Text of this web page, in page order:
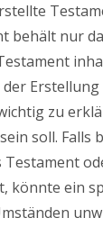
behält nur
zu
soll. Falls
Testament
könnte ein